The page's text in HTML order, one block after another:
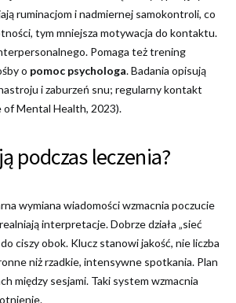
ruminacjom i nadmiernej samokontroli, co
tym mniejsza motywacja do kontaktu.
Pomaga też trening
o pomoc psychologa. Badania opisują
i zaburzeń snu; regularny kontakt
Mental Health, 2023).
podczas leczenia?
wymiana wiadomości wzmacnia poczucie
interpretacje. Dobrze działa „sieć
ciszy obok. Klucz stanowi jakość, nie liczba
niż rzadkie, intensywne spotkania. Plan
między sesjami. Taki system wzmacnia